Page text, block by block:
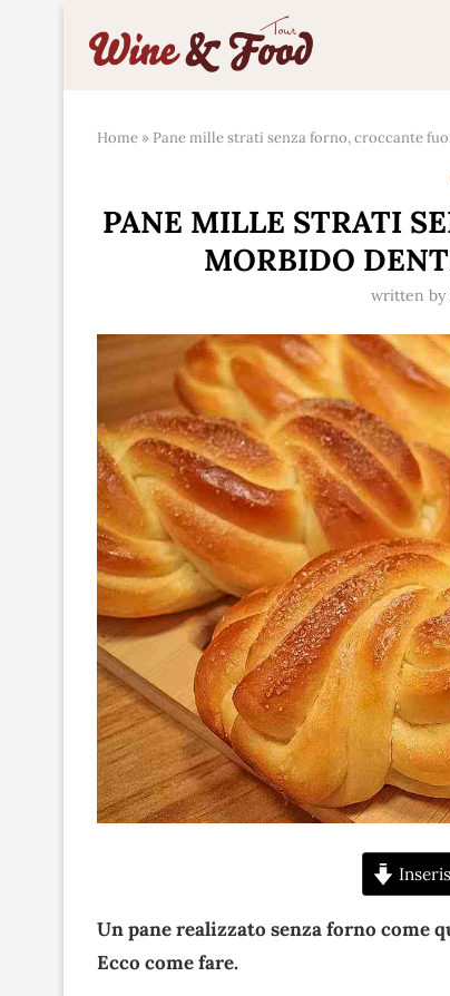
Home » Pane mille strati senza forno, croccante
PANE MILLE STRATI
MORBIDO
written by
Un pane realizzato senza forno come
Ecco come fare.